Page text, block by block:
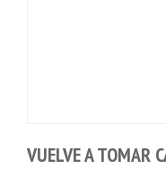
VUELVE A TOMAR